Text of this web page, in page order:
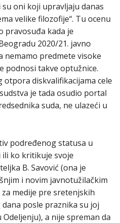
oni koji upravljaju danas
velike filozofije“. Tu ocenu
pravosuđa kada je
2020/21. javno
nemamo predmete visoke
podnosi takve optužnice.
diskvalifikacijama cele
je tada osudio portal
suda, ne ulazeći u
podređenog statusa u
ko kritikuje svoje
B. Savović (ona je
i novim javnotužilačkim
medije pre sretenjskih
posle praznika su joj
a nije spreman da